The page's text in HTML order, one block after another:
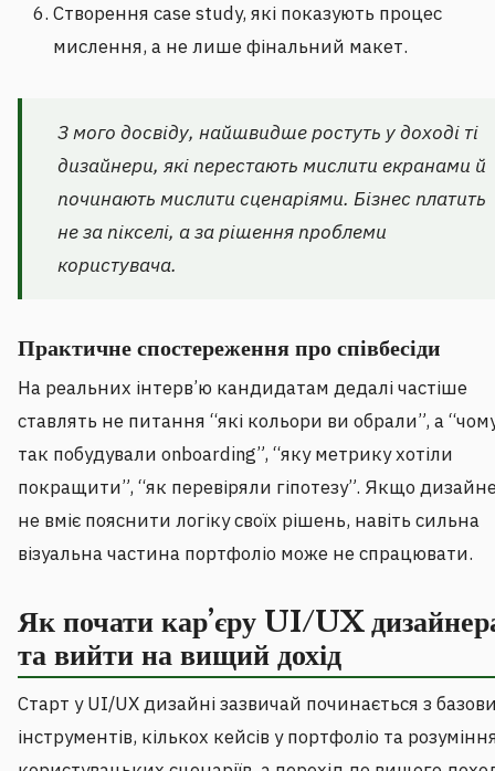
Створення case study, які показують процес
мислення, а не лише фінальний макет.
З мого досвіду, найшвидше ростуть у доході ті
дизайнери, які перестають мислити екранами й
починають мислити сценаріями. Бізнес платить
не за пікселі, а за рішення проблеми
користувача.
Практичне спостереження про співбесіди
На реальних інтерв’ю кандидатам дедалі частіше
ставлять не питання “які кольори ви обрали”, а
так побудували onboarding”, “яку метрику хотіли
покращити”, “як перевіряли гіпотезу”. Якщо
не вміє пояснити логіку своїх рішень, навіть сильна
візуальна частина портфоліо може не спрацювати.
Як почати кар’єру UI/UX
та вийти на вищий дохід
Старт у UI/UX дизайні зазвичай починається з
інструментів, кількох кейсів у портфоліо та